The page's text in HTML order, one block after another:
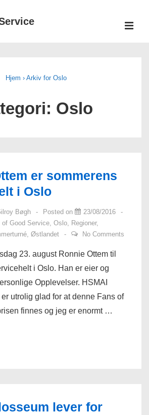
Hjem › Arkiv for Oslo
Oslo
er sommerens
i Oslo
Bøgh Posted on
23/08/2016
of Good Service, Oslo, Regioner,
, Østlandet No Comments
23. august Ronnie Ottem til
i Oslo. Han er eier og
Opplevelser. HSMAI
utrolig glad for at denne Fans of
finnes og jeg er enormt …
lever for